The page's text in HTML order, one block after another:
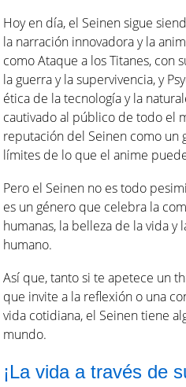
Hoy en día, el Seinen sigue
la narración innovadora y la
como Ataque a los Titanes, con
la guerra y la supervivencia, y
ética de la tecnología y la
cautivado al público de todo el
reputación del Seinen como un
límites de lo que el anime
Pero el Seinen no es todo
es un género que celebra la
humanas, la belleza de la vida
humano.
Así que, tanto si te apetece un
que invite a la reflexión o una
vida cotidiana, el Seinen tiene
mundo.
¡La vida a través de